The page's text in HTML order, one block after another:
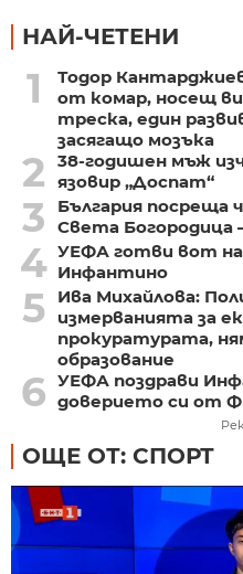
НАЙ-ЧЕТЕНИ
1
Тодор
от комар, носещ
треска, един
засягащо мозъка
2
38-годишен мъж
язовир „Доспат“
3
България посреща
Света Богородица
4 УЕФА готви вот
Инфантино
5
Ива Михайлова:
измерванията за
прокуратурата,
образование
6 УЕФА поздрави
доверието си от
ОЩЕ ОТ: СПОРТ